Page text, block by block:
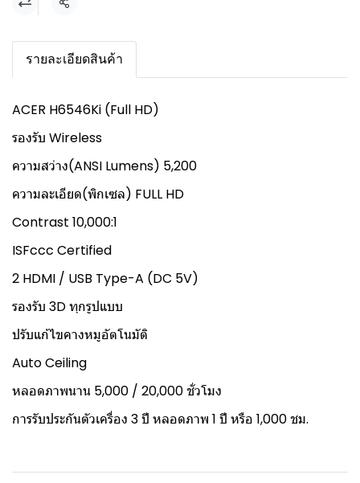
แชร์
รายละเอียดสินค้า
ACER H6546Ki (Full HD)
รองรับ Wireless
ความสว่าง(ANSI Lumens) 5,200
ความละเอียด(พิกเซล) FULL HD
Contrast 10,000:1
ISFccc Certified
2 HDMI / USB Type-A (DC 5V)
รองรับ 3D ทุกรูปแบบ
ปรับแก้ไขคางหมูอัตโนมัติ
Auto Ceiling
หลอดภาพนาน 5,000 / 20,000 ชั่วโมง
การรับประกันตัวเครื่อง 3 ปี หลอดภาพ 1 ปี หรือ 1,000 ชม.